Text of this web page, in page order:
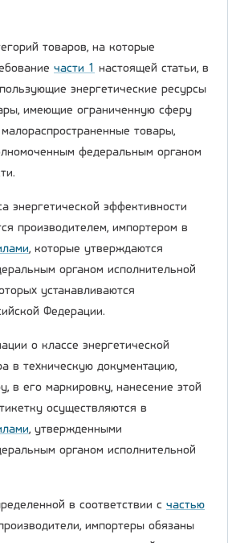
товаров, на которые
части 1 настоящей статьи, в
энергетические ресурсы
имеющие ограниченную сферу
товары,
федеральным органом
энергетической эффективности
производителем, импортером в
, которые утверждаются
органом исполнительной
устанавливаются
Федерации.
о классе энергетической
в техническую документацию,
в его маркировку, нанесение этой
осуществляются в
, утвержденными
органом исполнительной
в соответствии с частью
импортеры обязаны